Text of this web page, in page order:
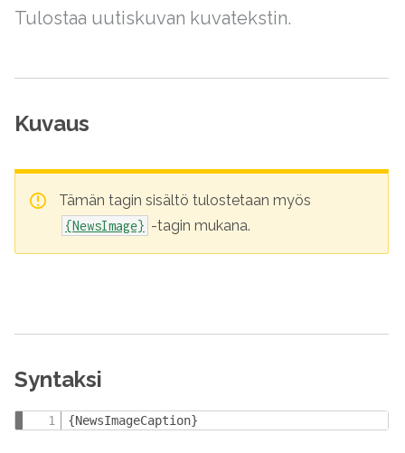
Tulostaa uutiskuvan kuvatekstin.
Kuvaus
Tämän tagin sisältö tulostetaan myös
{NewsImage} -tagin mukana.
Syntaksi
{NewsImageCaption}